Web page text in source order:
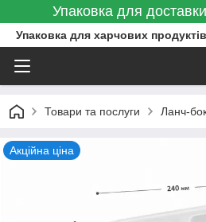
Упаковка для
Упаковка для харчових продуктів
Товари та послуги Ланч-
Акційна ціна